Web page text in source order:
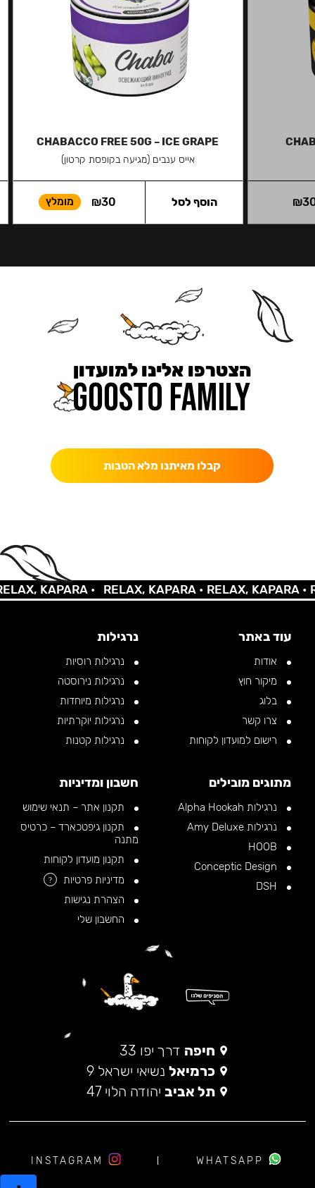
₪
CHABACCO FREE 50G – ICE GRAPE
אייס ענבים (מגיעה בקופסת קרטון)
₪30 מומלץ הוסף לסל
הצטרפו אלינו למועדון
קבלו מאיתנו מלא הטבות
KAPARA • RELAX, KAPARA •RELAX, KAPARA •
עוד באתר
אודות
מיקור חוץ
בלוג
צרו קשר
רישום למועדון לקוחות
נרגילות
נרגילות רוסיות
נרגילות נירוסטה
נרגילות מיוחדות
נרגילות יוקרתיות
נרגילות קטנות
מתוגים מובילים
נרגילות Alpha Hookah
נרגילות Amy Deluxe
חשבון ומדיניות
תקנון אתר – תנאי שימוש
תקנון גיפטכארד – כרטיס
מתנה
תקנון מועדון לקוחות
מדיניות פרטיות
?
הצהרת נגישות
החשבון שלי
חיפה דרך יפו 33
כרמיאל נשיאי ישראל 9
תל אביב יהודה הלוי 47
WHATSAPP
INSTAGRAM